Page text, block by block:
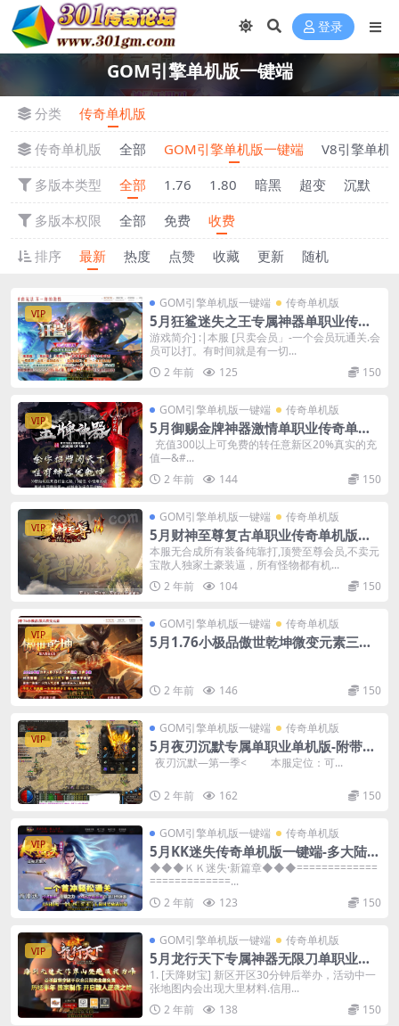
登录
GOM引擎单机版一键端
分类
传奇单机版
传奇单机版
全部 GOM引擎单机版一键端
V8引擎单机
多版本类型
全部 1.76 1.80 暗黑 超变 沉默
多版本权限
全部 免费
收费
排序
最新 热度 点赞 收藏 更新 随机
VIP
GOM引擎单机版一键端 传奇单机版
5月狂鲨迷失之王专属神器单职业传奇
单机版本-附带GM后台
游戏简介] :|本服 [只卖会员」-一个会员玩通关.会
员可以打。有时间就是有一切...
2 年前
125 150
VIP
GOM引擎单机版一键端 传奇单机版
5月御赐金牌神器激情单职业传奇单机
版本-附带GM后台
充值300以上可免费的转任意新区20%真实的充
值—&#...
2 年前
144 150
VIP
GOM引擎单机版一键端 传奇单机版
5月财神至尊复古单职业传奇单机版一
键端-附带GM后台
本服无合成所有装备纯靠打,顶赞至尊会员,不卖元
宝散人独家土豪装逼，所有怪物都有机...
2 年前
104 150
VIP
GOM引擎单机版一键端 传奇单机版
5月1.76小极品傲世乾坤微变元素三职
2 年前 146 150
VIP
GOM引擎单机版一键端 传奇单机版
5月夜刃沉默专属单职业单机版-附带G
M后台
夜刃沉默—第一季< 本服定位：可...
2 年前 162 150
VIP
GOM引擎单机版一键端 传奇单机版
5月KK迷失传奇单机版一键端-多大陆-
附带GM后台-背包神器
◆◆◆ＫＫ迷失·新篇章◆◆◆=============
=============...
2 年前
123 150
VIP
GOM引擎单机版一键端 传奇单机版
5月龙行天下专属神器无限刀单职业单
机版-附带GM后台
1. [天降财宝] 新区开区30分钟后举办，活动中一
张地图内会出现大里材料.信用...
2 年前
138 150